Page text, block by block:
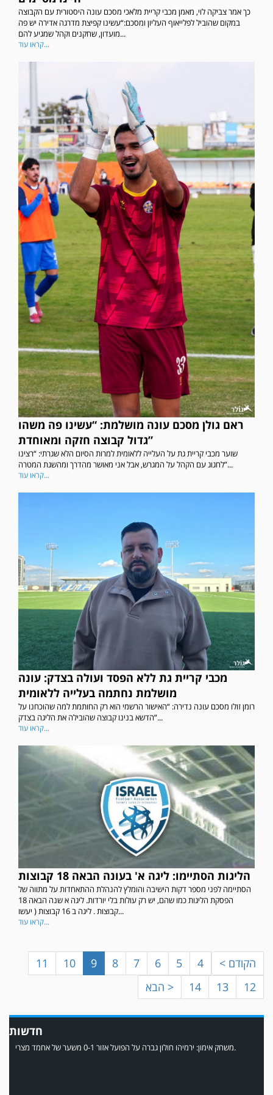
כך אמר צביקה לוי, מאמן מכבי קריית מלאכי מסכם עונה היסטורית עם הקבוצה
במקום שהוביל לפלייאוף העליון ומסכם:“עשינו קפיצת מדרגה אדירה יש פה
מועדון, שחקנים וקהל שמגיע להם...
קראו עוד...
ראם גולן מסכם עונה מושלמת: “עשינו פה משהו
גדול קבוצה חזקה ומאוחדת”
שוער מכבי קריית גת על העלייה ללאומית למרות הסיום הלא שגרתי: “רצינו
לחגוג עם הקהל על המגרש, אבל אני מאושר מהדרך ומהשגת המטרה”...
קראו עוד...
מכבי קריית גת ללא הפסד ועולה בצדק: עונה
מושלמת נחתמה בעלייה ללאומית
רומן זולו מסכם עונה נדירה: “האישור הרשמי הוא רק החותמת למה שהוכחנו על
הדשא בנינו קבוצה שהובילה את הליגה בצדק”...
קראו עוד...
הליגות הסתיימו: ליגה א' בעונה הבאה 18 קבוצות
הסתיימה לפני מספר דקות הישיבה והומלץ להנהלת ההתאחדות על מתווה של
הפסקת הליגות כמו שהם, יש רק עולות בלי יורדות. ליגה א שנה הבאה 18
קבוצות . ליגה ב 16 קבוצות ( יעשו...
קראו עוד...
< הקודם 4
5
6
7
8
9
10
11
12
13
14 הבא >
חדשות
במשחק אימון שהתקיים הבוקר יום ה' ניצחה קרית מלאכי את עירוני אשדוד 5-0.